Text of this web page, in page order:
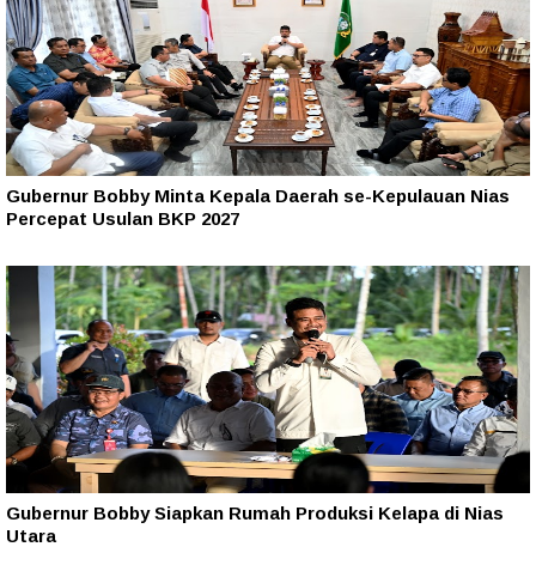
Gubernur Bobby Minta Kepala Daerah se-Kepulauan Nias
Percepat Usulan BKP 2027
Gubernur Bobby Siapkan Rumah Produksi Kelapa di Nias
Utara